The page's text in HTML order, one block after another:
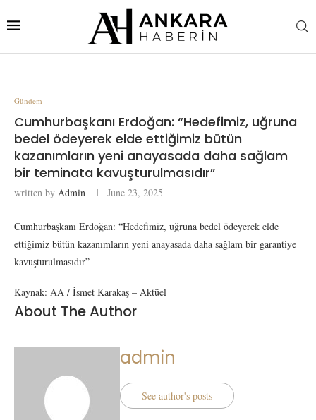
Gündem
Cumhurbaşkanı Erdoğan: “Hedefimiz, uğruna
bedel ödeyerek elde ettiğimiz bütün
kazanımların yeni anayasada daha sağlam
bir teminata kavuşturulmasıdır”
written by Admin June 23, 2025
Cumhurbaşkanı Erdoğan: “Hedefimiz, uğruna bedel ödeyerek elde
ettiğimiz bütün kazanımların yeni anayasada daha sağlam bir garantiye
kavuşturulmasıdır”
Kaynak: AA / İsmet Karakaş – Aktüel
About The Author
admin
See author's posts